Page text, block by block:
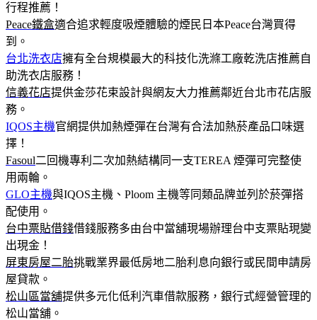
行程推薦！
Peace鐵盒適合追求輕度吸煙體驗的煙民日本Peace台灣買得
到。
台北洗衣店擁有全台規模最大的科技化洗滌工廠乾洗店推薦自
助洗衣店服務！
信義花店提供金莎花束設計與網友大力推薦鄰近台北市花店服
務。
IQOS主機官網提供加熱煙彈在台灣有合法加熱菸產品口味選
擇！
Fasoul二回機專利二次加熱結構同一支TEREA 煙彈可完整使
用兩輪。
GLO主機與IQOS主機、Ploom 主機等同類品牌並列於菸彈搭
配使用。
台中票貼借錢借錢服務多由台中當舖現場辦理台中支票貼現變
出現金！
屏東房屋二胎挑戰業界最低房地二胎利息向銀行或民間申請房
屋貸款。
松山區當舖提供多元化低利汽車借款服務，銀行式經營管理的
松山當舖。